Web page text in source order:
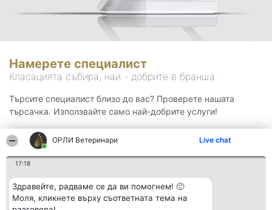
ОРЛИ Ветеринари Live chat
17:18
Здравейте, радваме се да ви помогнем! 🙂
Моля, кликнете върху съответната тема на
Намерете специалист
Класацията събира, най - добрите в бранша.
Търсите специалист близо до вас? Проверете нашата
търсачка. Използвайте само най-добрите услуги!